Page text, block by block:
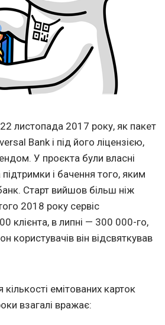
листопада 2017 року, як пакет
Bank і під його ліцензією,
У проєкта були власні
і бачення того, яким
Старт вийшов більш ніж
2018 року сервіс
клієнта, в липні — 300 000-го,
користувачів він відсвяткував
емітованих карток
взагалі вражає: